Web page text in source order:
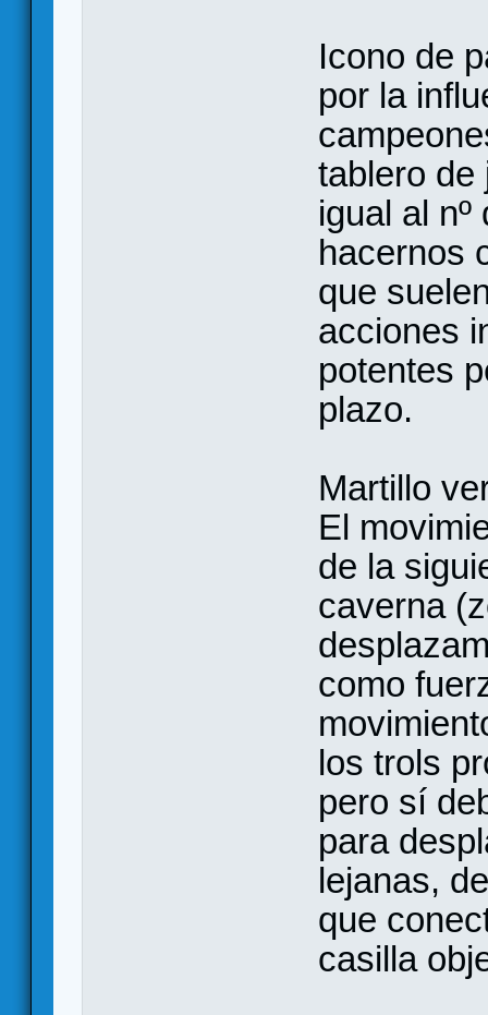
Icono de
por la
tablero de
igual al
hacernos
que
acciones
potentes
plazo.
Martillo
El
de la
caverna
como
los trols
pero sí
para
lejanas,
que
casilla